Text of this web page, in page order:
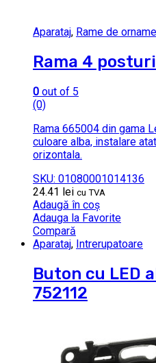
Aparataj, Rame de
Rama 4
0 out of 5
(0)
Rama 665004 din gama
culoare alba, instalare
orizontala.
SKU: 01080001014136
24.41 lei cu TVA
Adaugă în coș
Adauga la Favorite
Compară
Aparataj, Intrerupatoare
Buton cu LED
752112